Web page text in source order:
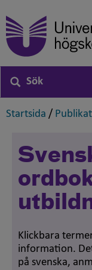
Sök
Startsida ,
/
Klickbara
information.
på svenska,